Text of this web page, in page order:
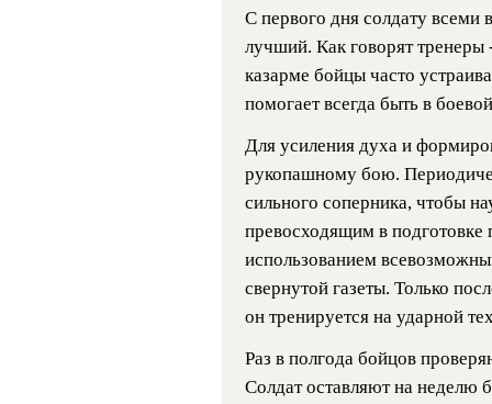
С первого дня солдату
лучший. Как говорят
казарме бойцы часто
помогает всегда быть в
Для усиления духа и
рукопашному бою.
сильного соперника, чтобы
превосходящим в подготовке
использованием
свернутой газеты. Только
он тренируется на ударной
Раз в полгода бойцов
Солдат оставляют на неделю